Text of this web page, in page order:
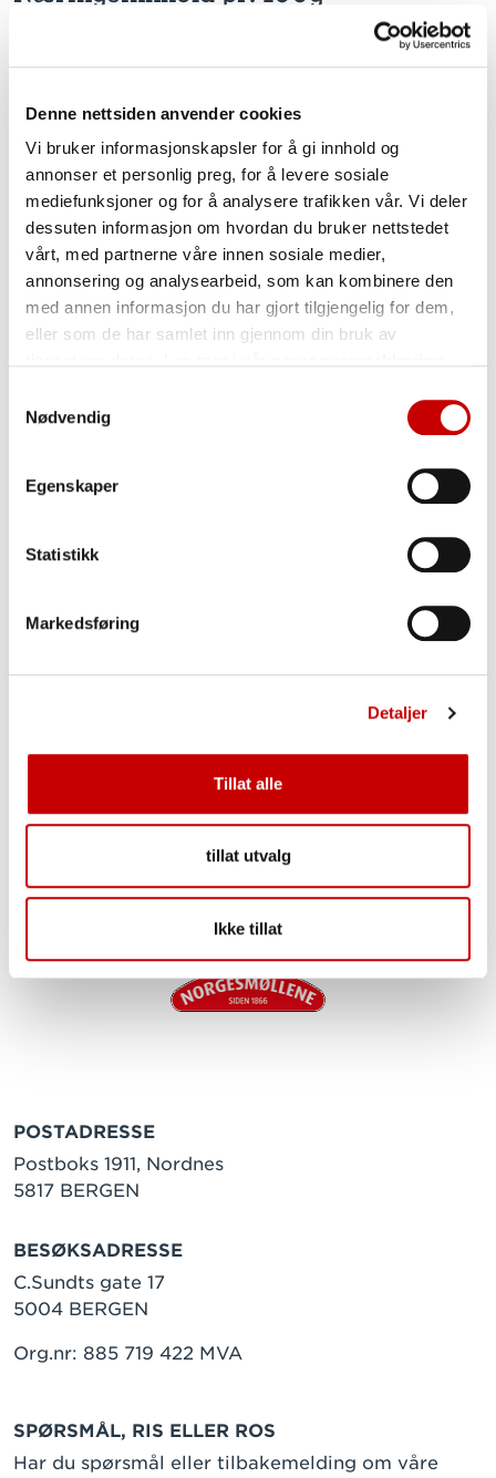
Denne nettsiden anvender cookies
Vi bruker informasjonskapsler for å gi innhold og
annonser et personlig preg, for å levere sosiale
mediefunksjoner og for å analysere trafikken vår. Vi deler
dessuten informasjon om hvordan du bruker nettstedet
vårt, med partnerne våre innen sosiale medier,
annonsering og analysearbeid, som kan kombinere den
med annen informasjon du har gjort tilgjengelig for dem,
eller som de har samlet inn gjennom din bruk av
Nødvendig
Egenskaper
Statistikk
Markedsføring
Detaljer
Tillat alle
tillat utvalg
Ikke tillat
Energi
1392 kJ / 330 kcal
mettede fettsyrer
enumettede fettsyrer
0,3 g
flerumettede fettsyrer
Karbohydrater
57,9 g
herav:
Protein
13,4 g
Oppbevares tørt og kjølig, godt adskilt fra varer
Produktet bør tempereres før bruk. Lukk
POSTADRESSE
Postboks 1911, Nordnes
5817 BERGEN
BESØKSADRESSE
C.Sundts gate 17
5004 BERGEN
Org.nr: 885 719 422 MVA
SPØRSMÅL, RIS ELLER ROS
Har du spørsmål eller tilbakemelding om våre